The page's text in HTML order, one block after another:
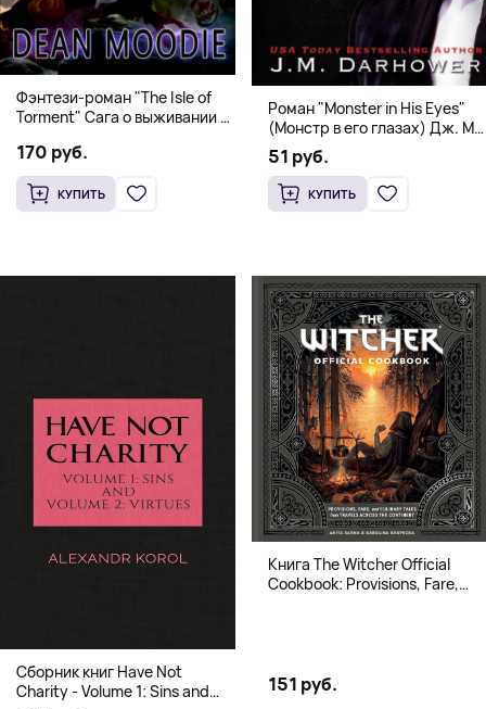
Фэнтези-роман "The Isle of
Torment" Сага о выживании и
170 руб.
КУПИТЬ
Роман "Monster in His Eyes"
(Монстр в его глазах) Дж. М.
Дарховер | Mafia Romance
18+
51 руб.
КУПИТЬ
Сборник книг Have Not
Charity - Volume 1: Sins and
Книга The Witcher Official
Cookbook: Provisions, Fare,
151 руб.